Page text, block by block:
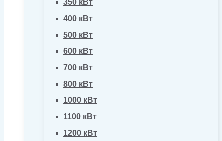
350 кВт
400 кВт
500 кВт
600 кВт
700 кВт
800 кВт
1000 кВт
1100 кВт
1200 кВт